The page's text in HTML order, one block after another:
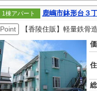
1棟アパート
鹿嶋市鉢形台
Point
【香陵住販】軽量鉄